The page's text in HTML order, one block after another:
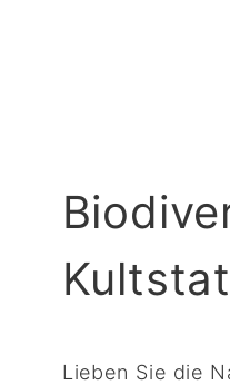
Lieben Sie die